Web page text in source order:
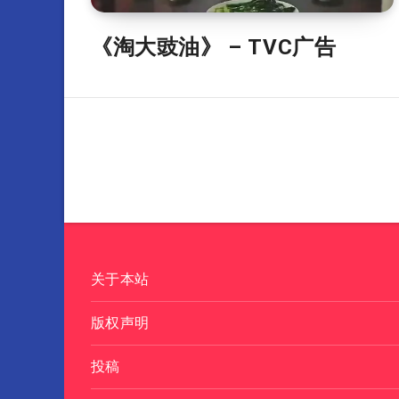
《淘大豉油》 – TVC广告
关于本站
版权声明
投稿